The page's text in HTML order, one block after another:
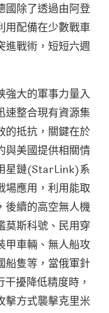
國除了透過由阿登
用配備在少數戰車
進戰術，短短六週
強大的軍事力量入
速整合現有資源集
的抵抗，關鍵在於
與美國提供相關情
星鏈(StarLink)系
場應用，利用能取
後續的高空無人機
莫斯科號、民用穿
甲車輛、無人船攻
船隻等，當俄軍針
擾降低精度時，
擊方式襲擊克里米